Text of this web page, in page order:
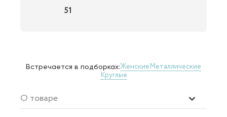
51
Встречается в подборках:ЖенскиеМеталлические
Круглые
О товаре